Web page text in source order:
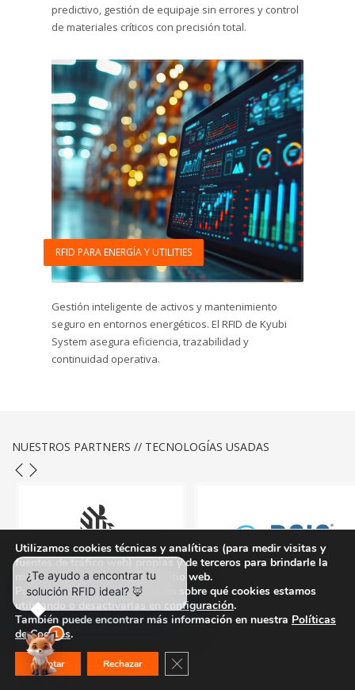
predictivo, gestión de equipaje sin errores y control
de materiales críticos con precisión total.
RFID PARA ENERGÍA Y UTILITIES
Gestión inteligente de activos y mantenimiento
seguro en entornos energéticos. El RFID de Kyubi
System asegura eficiencia, trazabilidad y
continuidad operativa.
NUESTROS PARTNERS // TECNOLOGÍAS USADAS
Utilizamos cookies técnicas y analíticas (para medir visitas y
fuentes de tráfico web) propias y de terceros para brindarle la
mejor experiencia en nuestro sitio web.
Puede obtener más información sobre qué cookies estamos
utilizando o desactivarlas en configuración.
También puede encontrar más información en nuestra Políticas
de Cookies.
Aceptar Rechazar Cerrar el banner de cookies RGPD